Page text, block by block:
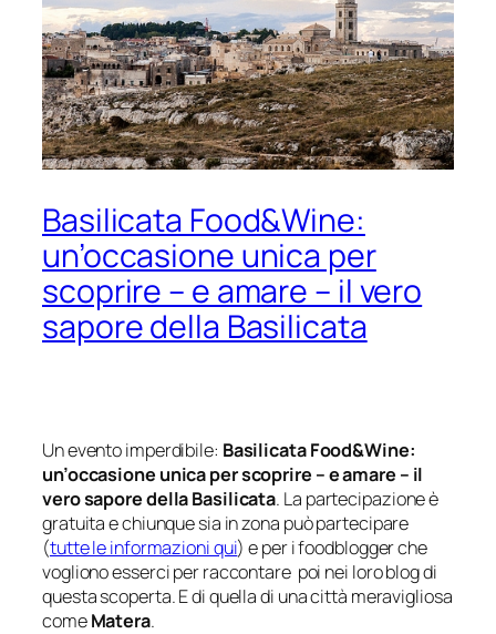
Basilicata Food&Wine:
un’occasione unica per
scoprire – e amare – il vero
sapore della Basilicata
Un evento imperdibile: Basilicata Food&Wine:
un’occasione unica per scoprire – e amare – il
vero sapore della Basilicata. La partecipazione è
gratuita e chiunque sia in zona può partecipare
(tutte le informazioni qui) e per i foodblogger che
vogliono esserci per raccontare poi nei loro blog di
questa scoperta. E di quella di una città meravigliosa
comeMatera.